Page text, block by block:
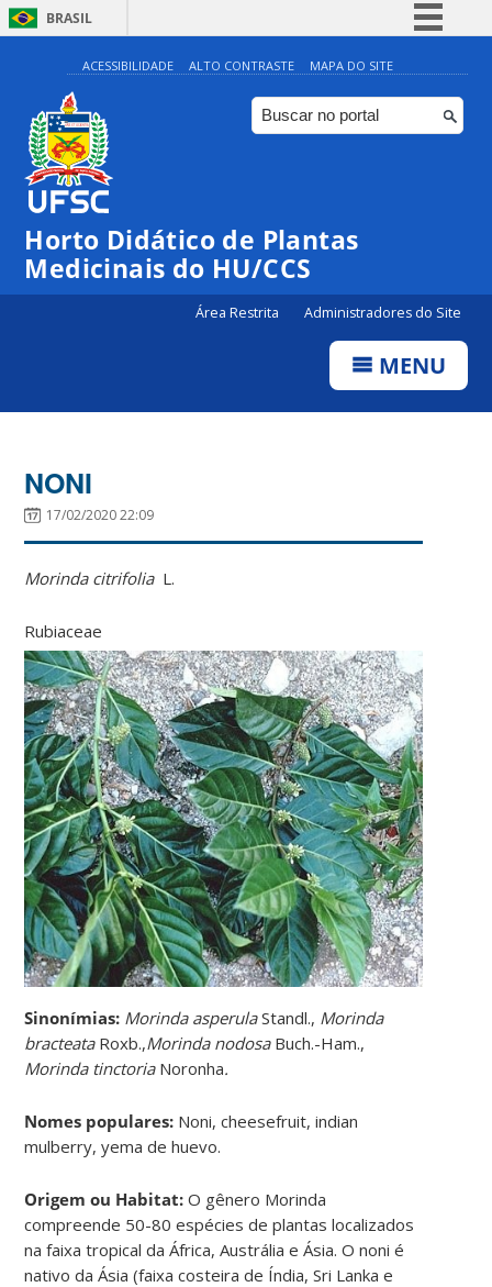
BRASIL
Simplifique!
Comunica BR
Participe
Canais
ACESSIBILIDADE ALTO CONTRASTE MAPA DO SITE
Horto Didático de Plantas
Medicinais do HU/CCS
Área Restrita Administradores do Site
MENU
NONI
17/02/2020 22:09
Morinda citrifoliaL.
Rubiaceae
Sinonímias: Morinda asperulaStandl., Morinda
bracteataRoxb.,Morinda nodosaBuch.-Ham.,
Morinda tinctoriaNoronha.
Nomes populares: Noni, cheesefruit, indian
mulberry, yema de huevo.
Origem ou Habitat:O gênero Morinda
compreende 50-80 espécies de plantas localizados
na faixa tropical da África, Austrália e Ásia. O noni é
nativo da Ásia (faixa costeira de Índia, Sri Lanka e